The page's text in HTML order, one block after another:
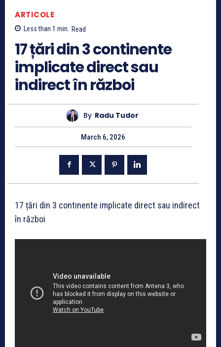
ARTICOLE
Less than 1 min. Read
17 țări din 3 continente
implicate direct sau
indirect în război
By Radu Tudor
March 6, 2026
17 țări din 3 continente implicate direct sau indirect
în război